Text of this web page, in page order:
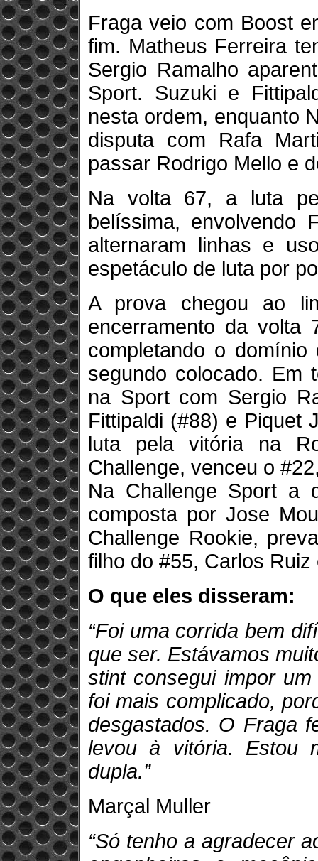
Fraga veio com Boost
fim. Matheus Ferreira
Sergio Ramalho
Sport. Suzuki e
nesta ordem, enquanto
disputa com Rafa
passar Rodrigo Mello e
Na volta 67, a luta
belíssima, envolvendo
alternaram linhas e
espetáculo de luta por
A prova chegou ao
encerramento da volta
completando o
segundo colocado. Em
na Sport com Sergio
Fittipaldi (#88) e Piquet
luta pela vitória na
Challenge, venceu o
Na Challenge Sport a
composta por Jose
Challenge Rookie,
filho do #55, Carlos
O que eles disseram:
“Foi uma corrida bem
que ser. Estávamos
stint consegui impor
foi mais complicado,
desgastados. O Fraga
levou à vitória. Estou
dupla.”
Marçal Muller
“Só tenho a agradecer